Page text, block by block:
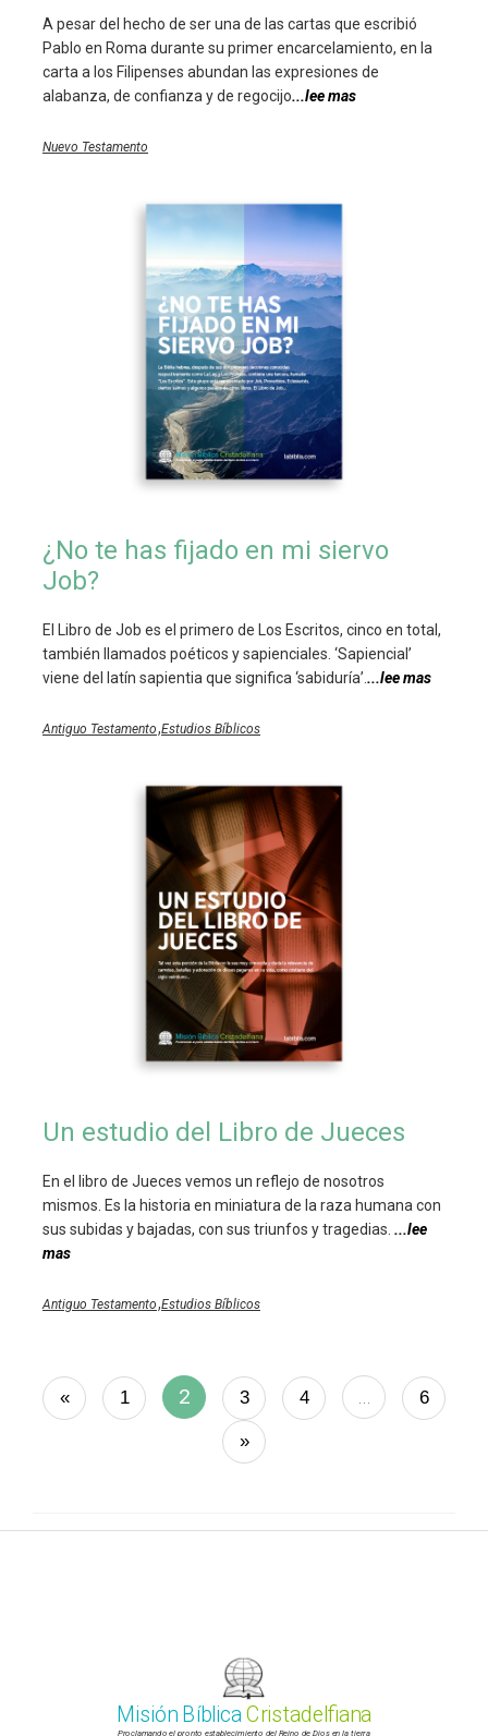
A pesar del hecho de ser una de las cartas que escribió
Pablo en Roma durante su primer encarcelamiento, en la
carta a los Filipenses abundan las expresiones de
alabanza, de confianza y de regocijo...lee mas
Nuevo Testamento
¿No te has fijado en mi siervo
Job?
El Libro de Job es el primero de Los Escritos, cinco en total,
también llamados poéticos y sapienciales. ‘Sapiencial’
viene del latín sapientia que significa ‘sabiduría’....lee mas
Antiguo Testamento,Estudios Bíblicos
Un estudio del Libro de Jueces
En el libro de Jueces vemos un reflejo de nosotros
mismos. Es la historia en miniatura de la raza humana con
sus subidas y bajadas, con sus triunfos y tragedias. ...lee
mas
Antiguo Testamento,Estudios Bíblicos
« 1 2 3 4 … 6
»
Misión BíblicaCristadelfiana